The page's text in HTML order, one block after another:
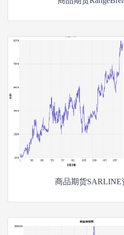
商品期货SARLINE